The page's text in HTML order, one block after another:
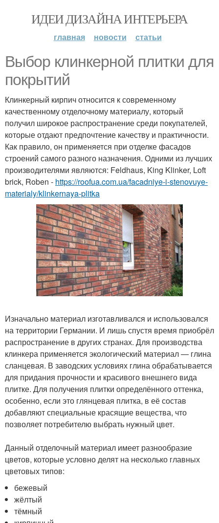
ИДЕИ ДИЗАЙНА ИНТЕРЬЕРА
главная новости статьи
Выбор клинкерной плитки для
покрытий
Клинкерный кирпич относится к современному
качественному отделочному материалу, который
получил широкое распространение среди покупателей,
которые отдают предпочтение качеству и практичности.
Как правило, он применяется при отделке фасадов
строений самого разного назначения. Одними из лучших
производителями являются: Feldhaus, King Klinker, Loft
brick, Roben - https://roofua.com.ua/facadniye-i-stenovuye-
materialy/klinkernaya-plitka
Изначально материал изготавливался и использовался
на территории Германии. И лишь спустя время приобрёл
распространение в других странах. Для производства
клинкера применяется экологический материал — глина
сланцевая. В заводских условиях глина обрабатывается
для придания прочности и красивого внешнего вида
плитке. Для получения плитки определённого оттенка,
особенно, если это глянцевая плитка, в её состав
добавляют специальные красящие вещества, что
позволяет потребителю выбрать нужный цвет.
Данный отделочный материал имеет разнообразие
цветов, которые условно делят на несколько главных
цветовых типов:
бежевый
жёлтый
тёмный